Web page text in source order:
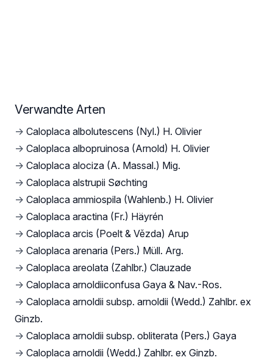
Verwandte Arten
→ Caloplaca albolutescens (Nyl.) H. Olivier
→ Caloplaca albopruinosa (Arnold) H. Olivier
→ Caloplaca alociza (A. Massal.) Mig.
→ Caloplaca alstrupii Søchting
→ Caloplaca ammiospila (Wahlenb.) H. Olivier
→ Caloplaca aractina (Fr.) Häyrén
→ Caloplaca arcis (Poelt & Vězda) Arup
→ Caloplaca arenaria (Pers.) Müll. Arg.
→ Caloplaca areolata (Zahlbr.) Clauzade
→ Caloplaca arnoldiiconfusa Gaya & Nav.-Ros.
→ Caloplaca arnoldii subsp. arnoldii (Wedd.) Zahlbr. ex
Ginzb.
→ Caloplaca arnoldii subsp. obliterata (Pers.) Gaya
→ Caloplaca arnoldii (Wedd.) Zahlbr. ex Ginzb.